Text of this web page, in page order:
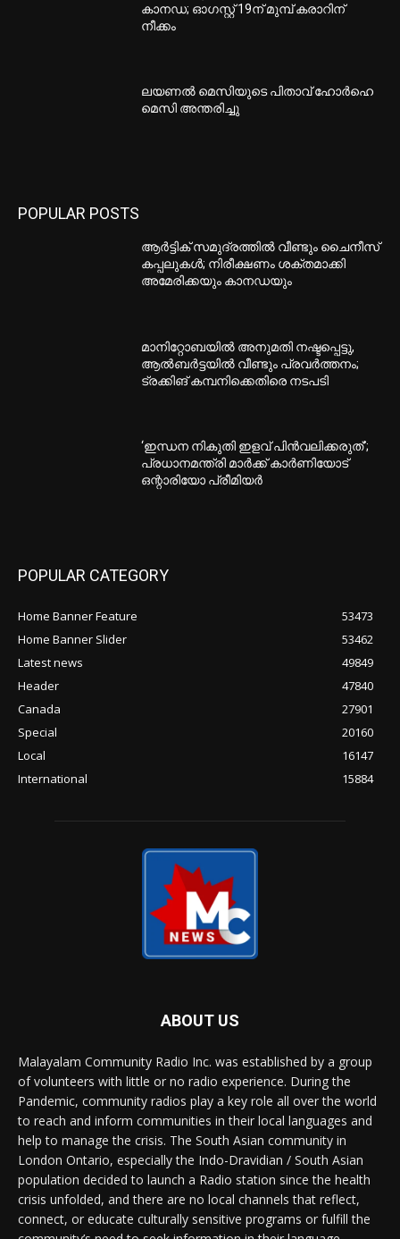
കാനഡ; ഓഗസ്റ്റ് 19ന് മുമ്പ് കരാറിന്
നീക്കം
ലയണൽ മെസിയുടെ പിതാവ് ഹോർഹെ
മെസി അന്തരിച്ചു
POPULAR POSTS
ആർട്ടിക് സമുദ്രത്തിൽ വീണ്ടും ചൈനീസ്
കപ്പലുകൾ; നിരീക്ഷണം ശക്തമാക്കി
അമേരിക്കയും കാനഡയും
മാനിറ്റോബയിൽ അനുമതി നഷ്ടപ്പെട്ടു,
ആൽബർട്ടയിൽ വീണ്ടും പ്രവർത്തനം;
ട്രക്കിങ് കമ്പനിക്കെതിരെ നടപടി
‘ഇന്ധന നികുതി ഇളവ് പിൻവലിക്കരുത്’;
പ്രധാനമന്ത്രി മാർക്ക് കാർണിയോട്
ഒന്റാരിയോ പ്രീമിയർ
POPULAR CATEGORY
Home Banner Feature
53473
Home Banner Slider
53462
Latest news
49849
Header
47840
Canada
27901
Special
20160
Local
16147
International
15884
ABOUT US
Malayalam Community Radio Inc. was established by a group
of volunteers with little or no radio experience. During the
Pandemic, community radios play a key role all over the world
to reach and inform communities in their local languages and
help to manage the crisis. The South Asian community in
London Ontario, especially the Indo-Dravidian / South Asian
population decided to launch a Radio station since the health
crisis unfolded, and there are no local channels that reflect,
connect, or educate culturally sensitive programs or fulfill the